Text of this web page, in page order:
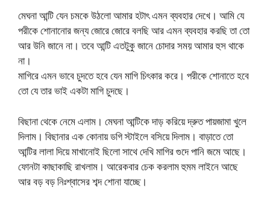
মেঘনা আন্টি যেন চমকে উঠলো আমার হটাৎ এমন ব্যবহার দেখে। আমি যে
পরীকে শোনানোর জন্য জোরে জোরে বলছি আর এমন ব্যবহার করছি তা তো
আর উনি জানে না। তবে আন্টি এতটুকু জানে চোদার সময় আমার হুস থাকে
না।
মাগিরে এমন ভাবে চুদতে হবে যেন মাগি চিৎকার করে। পরীকে শোনাতে হবে
তো যে তার ভাই একটা মাগি চুদছে।
বিছানা থেকে নেমে এলাম। মেঘনা আন্টিকে দাড় করিয়ে দ্রুত পায়জামা খুলে
দিলাম। বিছানার এক কোনায় ডগি স্টাইলে বসিয়ে দিলাম। বাড়াতে তো
আন্টির লালা দিয়ে মাখানোই ছিলো সাথে দেখি মাগির গুদে পানি জমে আছে।
ফোনটা কাছাকাছি রাখলাম। আরেকবার চেক করলাম হুমম লাইনে আছে
আর বড় বড় নিঃশ্বাসের শব্দ শোনা যাচ্ছে।